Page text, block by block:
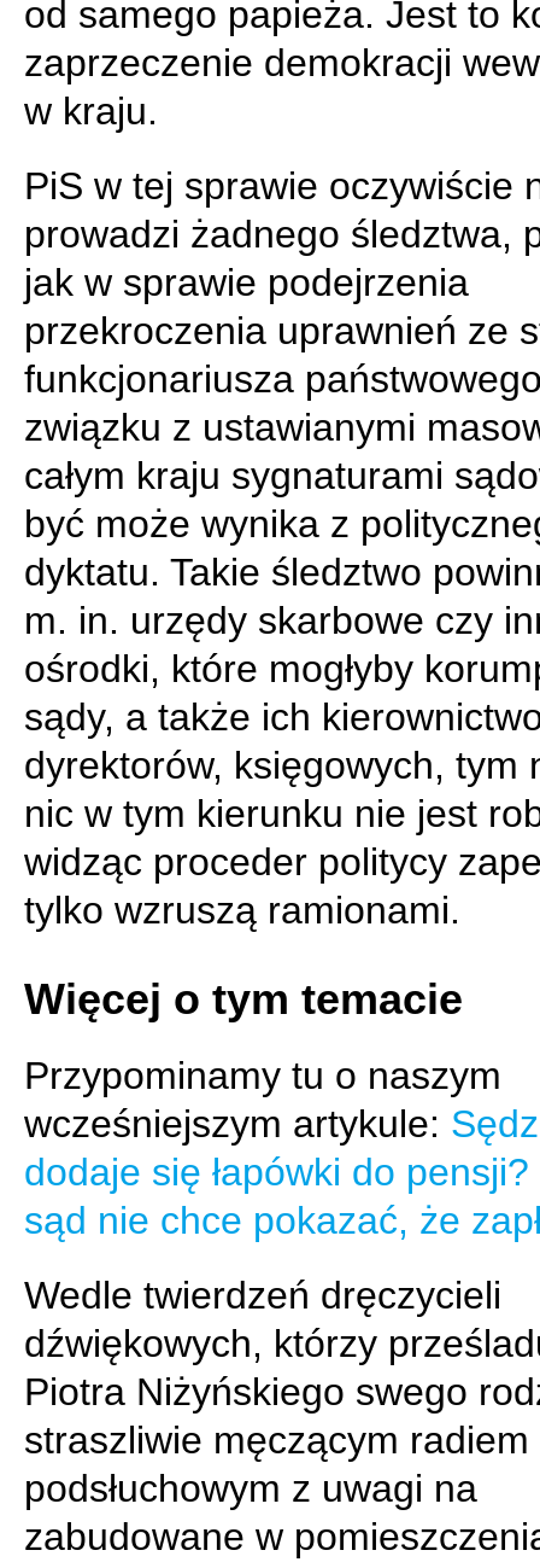
od samego papieża. Jest to
zaprzeczenie demokracji
w kraju.
PiS w tej sprawie oczywiście
prowadzi żadnego śledztwa,
jak w sprawie podejrzenia
przekroczenia uprawnień ze
funkcjonariusza
związku z ustawianymi
całym kraju sygnaturami
być może wynika z
dyktatu. Takie śledztwo
m. in. urzędy skarbowe czy
ośrodki, które mogłyby
sądy, a także ich
dyrektorów, księgowych, tym
nic w tym kierunku nie jest
widząc proceder politycy
tylko wzruszą ramionami.
Więcej o tym temacie
Przypominamy tu o naszym
wcześniejszym artykule:
dodaje się łapówki do
sąd nie chce pokazać, że
Wedle twierdzeń dręczycieli
dźwiękowych, którzy
Piotra Niżyńskiego swego
straszliwie męczącym radiem
podsłuchowym z uwagi na
zabudowane w